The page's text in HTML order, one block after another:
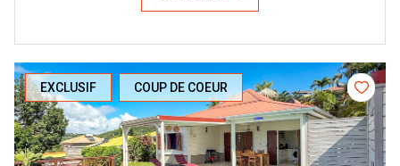
EXCLUSIF COUP DE COEUR